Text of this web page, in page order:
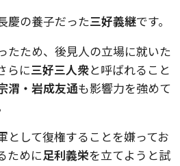
慶の養子だった三好義継です。
たため、後見人の立場に就いた
らに三好三人衆と呼ばれること
渭・岩成友通も影響力を強めて
として復権することを嫌ってお
ために足利義栄を立てようと試